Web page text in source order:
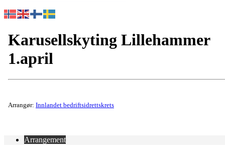
Karusellskyting Lillehammer
1.april
Arrangør: Innlandet bedriftsidrettskrets
Arrangement